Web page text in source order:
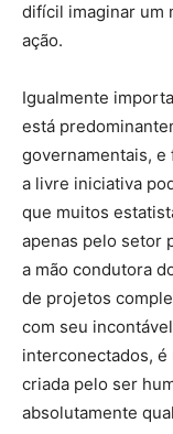
difícil imaginar um
ação.
Igualmente
está
governamentais,
a livre iniciativa
que muitos
apenas pelo setor
a mão condutora
de projetos
com seu
interconectados, é
criada pelo ser
absolutamente